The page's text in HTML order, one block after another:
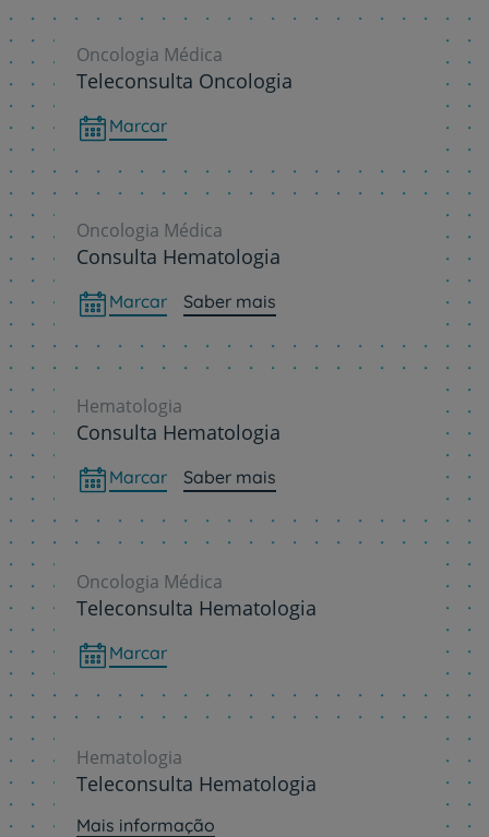
Oncologia Médica
Teleconsulta Oncologia
Marcar
Oncologia Médica
Consulta Hematologia
Marcar Saber mais
Hematologia
Consulta Hematologia
Marcar Saber mais
Oncologia Médica
Teleconsulta Hematologia
Marcar
Hematologia
Teleconsulta Hematologia
Mais informação